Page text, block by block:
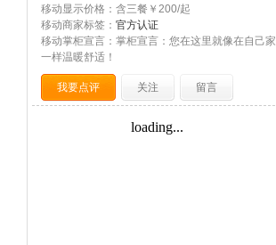
移动显示价格：含三餐￥200/起
移动商家标签： 官方认证
移动掌柜宣言：掌柜宣言：您在这里就像在自己家
一样温暖舒适！
我要点评 关注 留言